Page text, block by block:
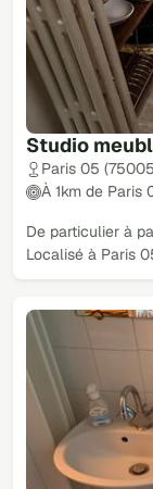
Studio
Paris 05
À 1km de Paris
De particulier à
Localisé à Paris